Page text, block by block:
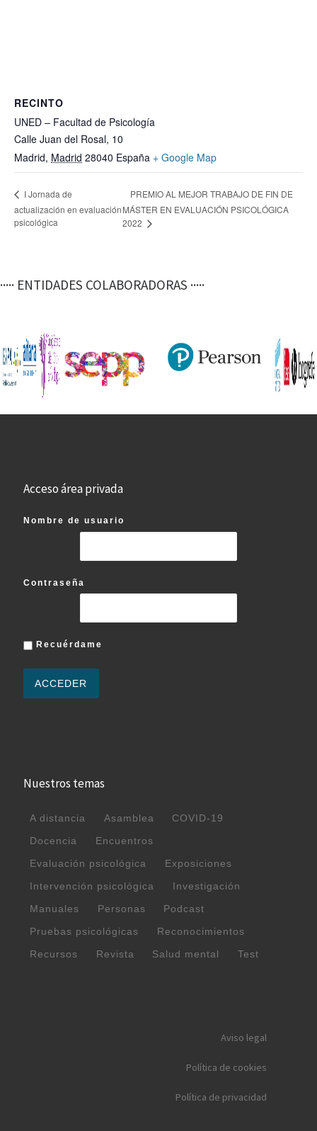
RECINTO
UNED – Facultad de Psicología
Calle Juan del Rosal, 10
Madrid, Madrid 28040 España + Google Map
I Jornada de
actualización en evaluación
psicológica
PREMIO AL MEJOR TRABAJO DE FIN DE
MÁSTER EN EVALUACIÓN PSICOLÓGICA
2022
····· ENTIDADES COLABORADORAS ·····
Acceso área privada
Nombre de usuario
Contraseña
Recuérdame
Nuestros temas
A distancia Asamblea
COVID-19
Docencia
Encuentros
Evaluación psicológica
Exposiciones
Intervención psicológica
Investigación
Manuales
Personas
Podcast
Pruebas psicológicas
Reconocimientos
Recursos
Revista Salud mental Test
Aviso legal
Política de cookies
Política de privacidad